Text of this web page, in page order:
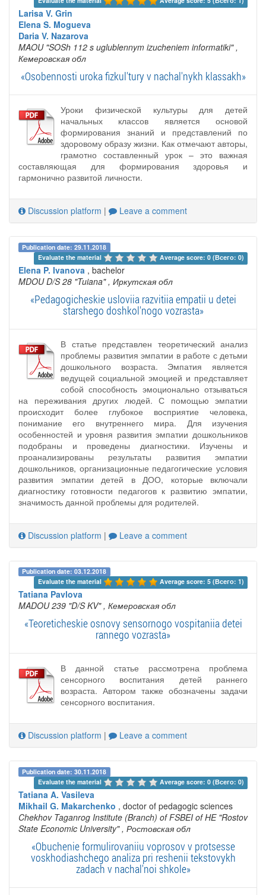
Larisa V. Grin
Elena S. Mogueva
Daria V. Nazarova
MAOU "SOSh 112 s uglublennym izucheniem informatiki" ,
Кемеровская обл
«Osobennosti uroka fizkul'tury v nachal'nykh klassakh»
Уроки физической культуры для детей
начальных классов является основой
формирования знаний и представлений по
здоровому образу жизни. Как отмечают авторы,
грамотно составленный урок – это важная
составляющая для формирования здоровья и
гармонично развитой личности.
Discussion platform | Leave a comment
Publication date: 29.11.2018
Evaluate the material
Average score: 0 (Всего: 0)
Elena P. Ivanova , bachelor
MDOU D/S 28 "Tuiana" , Иркутская обл
«Pedagogicheskie usloviia razvitiia empatii u detei
starshego doshkol'nogo vozrasta»
В статье представлен теоретический анализ
проблемы развития эмпатии в работе с детьми
дошкольного возраста. Эмпатия является
ведущей социальной эмоцией и представляет
собой способность эмоционально отзываться
на переживания других людей. С помощью эмпатии
происходит более глубокое восприятие человека,
понимание его внутреннего мира. Для изучения
особенностей и уровня развития эмпатии дошкольников
подобраны и проведены диагностики. Изучены и
проанализированы результаты развития эмпатии
дошкольников, организационные педагогические условия
развития эмпатии детей в ДОО, которые включали
диагностику готовности педагогов к развитию эмпатии,
значимость данной проблемы для родителей.
Discussion platform | Leave a comment
Publication date: 03.12.2018
Evaluate the material
Average score: 5 (Всего: 1)
Tatiana Pavlova
MADOU 239 "D/S KV" , Кемеровская обл
«Teoreticheskie osnovy sensornogo vospitaniia detei
rannego vozrasta»
В данной статье рассмотрена проблема
сенсорного воспитания детей раннего
возраста. Автором также обозначены задачи
сенсорного воспитания.
Discussion platform | Leave a comment
Publication date: 30.11.2018
Evaluate the material
Average score: 0 (Всего: 0)
Tatiana A. Vasileva
Mikhail G. Makarchenko , doctor of pedagogic sciences
Chekhov Taganrog Institute (Branch) of FSBEI of HE "Rostov
State Economic University" , Ростовская обл
«Obuchenie formulirovaniiu voprosov v protsesse
voskhodiashchego analiza pri reshenii tekstovykh
zadach v nachal'noi shkole»